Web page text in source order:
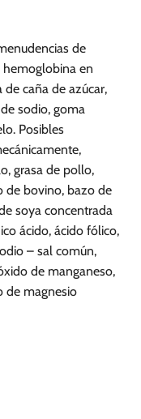
de
hemoglobina en
caña de azúcar,
sodio, goma
Posibles
grasa de pollo,
de bovino, bazo de
soya concentrada
ácido, ácido fólico,
– sal común,
de manganeso,
de magnesio